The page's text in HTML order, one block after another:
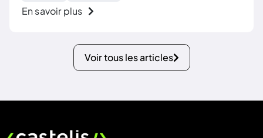
En savoir plus
Voir tous les articles